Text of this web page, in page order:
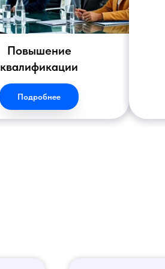
Повышение
квалификации
Подробнее